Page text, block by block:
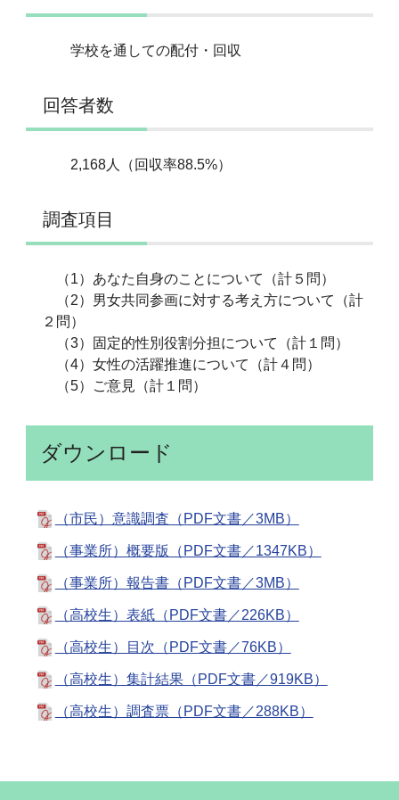
学校を通しての配付・回収
回答者数
2,168人（回収率88.5%）
調査項目
（1）あなた自身のことについて（計５問）
（2）男女共同参画に対する考え方について（計
２問）
（3）固定的性別役割分担について（計１問）
（4）女性の活躍推進について（計４問）
（5）ご意見（計１問）
ダウンロード
（市民）意識調査（PDF文書／3MB）
（事業所）概要版（PDF文書／1347KB）
（事業所）報告書（PDF文書／3MB）
（高校生）表紙（PDF文書／226KB）
（高校生）目次（PDF文書／76KB）
（高校生）集計結果（PDF文書／919KB）
（高校生）調査票（PDF文書／288KB）